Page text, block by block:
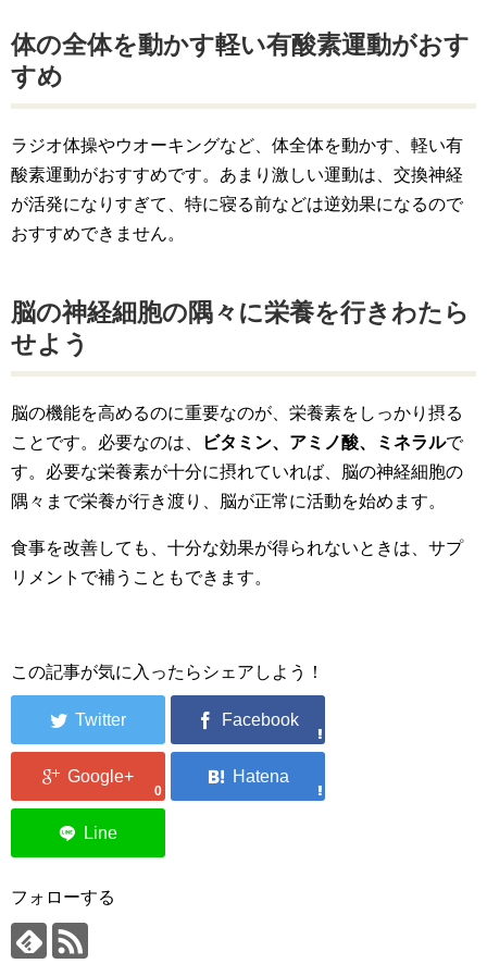
体の全体を動かす軽い有酸素運動がおす
すめ
ラジオ体操やウオーキングなど、体全体を動かす、軽い有
酸素運動がおすすめです。あまり激しい運動は、交換神経
が活発になりすぎて、特に寝る前などは逆効果になるので
おすすめできません。
脳の神経細胞の隅々に栄養を行きわたら
せよう
脳の機能を高めるのに重要なのが、栄養素をしっかり摂る
ことです。必要なのは、
ビタミン、アミノ酸、ミネラルで
す。必要な栄養素が十分に摂れていれば、脳の神経細胞の
隅々まで栄養が行き渡り、脳が正常に活動を始めます。
食事を改善しても、十分な効果が得られないときは、サプ
リメントで補うこともできます。
この記事が気に入ったらシェアしよう！
0
フォローする